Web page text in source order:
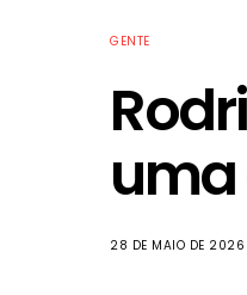
GENTE
uma
28 DE MAIO DE 2026